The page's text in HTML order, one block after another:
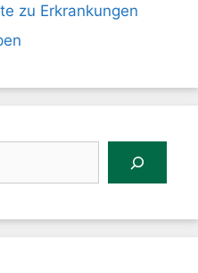
zu Erkrankungen